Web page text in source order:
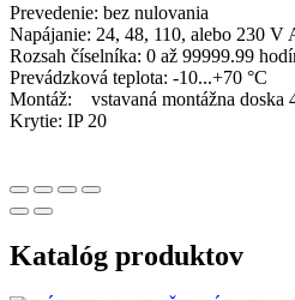
Prevedenie: bez nulovania
Napájanie: 24, 48, 110, alebo 230 V
Rozsah číselníka: 0 až 99999.99
Prevádzková teplota: -10...+70 °C
Montáž: vstavaná montážna doska
Krytie: IP 20
Katalóg produktov